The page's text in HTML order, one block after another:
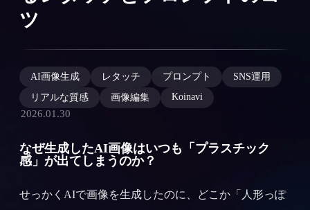
ツ
AI画像生成 レタッチ プロンプト
SNS運用
リアルな質感
画像編集 Koinavi
2026.01.30
なぜ生成したAI画像はいつも「プラスチック
感」が出てしまうのか？
せっかくAIで画像を生成したのに、どこか「人形っぽ